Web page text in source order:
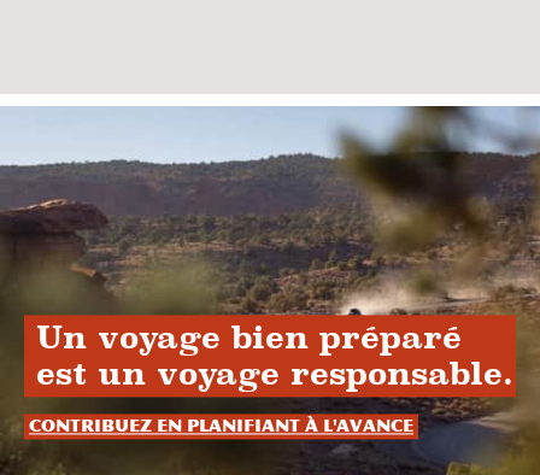
Un voyage bien préparé
est un voyage responsable.
Contribuez en planifiant à l'avance